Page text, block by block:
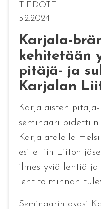
TIEDOTE
5.2.2024
Karjala-
kehitetään
pitäjä- ja
Karjalan
Karjalaisten
seminaari pidettiin
Karjalatalolla
esiteltiin Liiton
ilmestyviä lehtiä ja
lehtitoiminnan
Seminaarin avasi